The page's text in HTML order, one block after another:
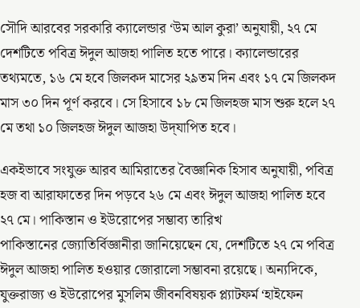
সৌদি আরবের সরকারি ক্যালেন্ডার ‘উম আল কুরা’ অনুযায়ী, ২৭ মে
দেশটিতে পবিত্র ঈদুল আজহা পালিত হতে পারে। ক্যালেন্ডারের
তথ্যমতে, ১৬ মে হবে জিলকদ মাসের ২৯তম দিন এবং ১৭ মে জিলকদ
মাস ৩০ দিন পূর্ণ করবে। সে হিসাবে ১৮ মে জিলহজ মাস শুরু হলে ২৭
মে তথা ১০ জিলহজ ঈদুল আজহা উদ্‌যাপিত হবে।
একইভাবে সংযুক্ত আরব আমিরাতের বৈজ্ঞানিক হিসাব অনুযায়ী, পবিত্র
হজ বা আরাফাতের দিন পড়বে ২৬ মে এবং ঈদুল আজহা পালিত হবে
২৭ মে। পাকিস্তান ও ইউরোপের সম্ভাব্য তারিখ
পাকিস্তানের জ্যোতির্বিজ্ঞানীরা জানিয়েছেন যে, দেশটিতে ২৭ মে পবিত্র
ঈদুল আজহা পালিত হওয়ার জোরালো সম্ভাবনা রয়েছে। অন্যদিকে,
যুক্তরাজ্য ও ইউরোপের মুসলিম জীবনবিষয়ক প্ল্যাটফর্ম ‘হাইফেন